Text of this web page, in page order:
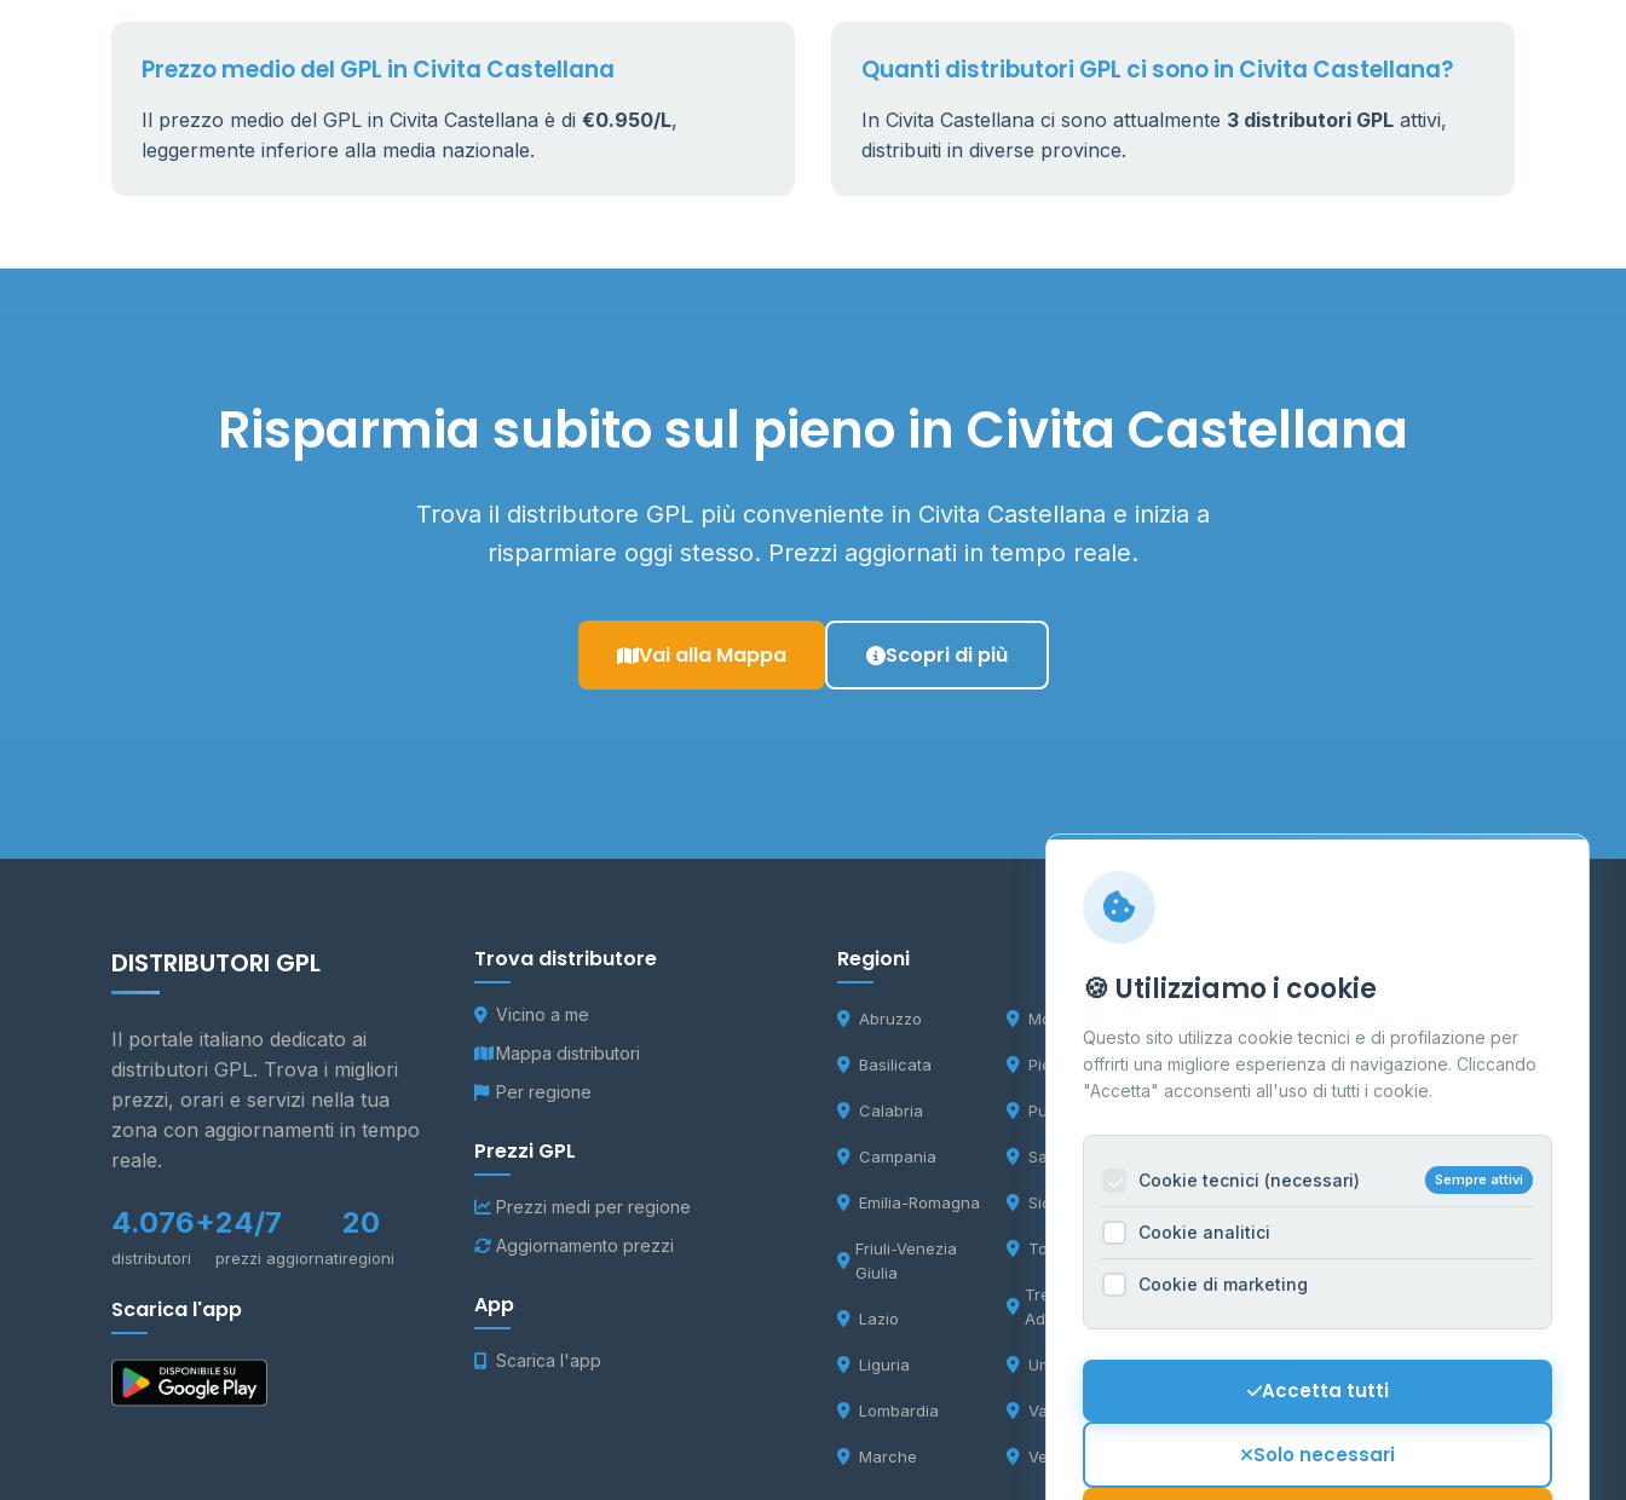
Prezzo medio del GPL in Civita Castellana
Il prezzo medio del GPL in Civita Castellana è di €0.950/L,
leggermente inferiore alla media nazionale.
Quanti distributori GPL ci sono in Civita Castellana?
In Civita Castellana ci sono attualmente 3 distributori GPL attivi,
distribuiti in diverse province.
Risparmia subito sul pieno in Civita Castellana
Trova il distributore GPL più conveniente in Civita Castellana e inizia a
risparmiare oggi stesso. Prezzi aggiornati in tempo reale.
Vai alla Mappa Scopri di più
DISTRIBUTORI GPL
Il portale italiano dedicato ai
distributori GPL. Trova i migliori
prezzi, orari e servizi nella tua
zona con aggiornamenti in tempo
reale.
4.076+
distributori
24/7
prezzi aggiornati
20
regioni
Scarica l'app
Trova distributore
Vicino a me
Mappa distributori
Per regione
Prezzi GPL
Prezzi medi per regione
Aggiornamento prezzi
App
Scarica l'app
Regioni
Abruzzo
Basilicata
Calabria
Campania
Emilia-Romagna
Friuli-Venezia
Giulia
Lazio
Liguria
Lombardia
Marche
Molise
Piemonte
Puglia
Sardegna
Sicilia
Toscana
Trentino-Alto
Adige
Umbria
Valle d'Aosta
Veneto
Contatti
Per gestori
Informazioni legali
Privacy Policy
Cookie Policy
Mappa del sito
Contattaci
🍪 Utilizziamo i cookie
Questo sito utilizza cookie tecnici e di profilazione per
offrirti una migliore esperienza di navigazione. Cliccando
"Accetta" acconsenti all'uso di tutti i cookie.
Cookie tecnici (necessari) Sempre attivi
Cookie analitici
Cookie di marketing
Accetta tutti
Solo necessari